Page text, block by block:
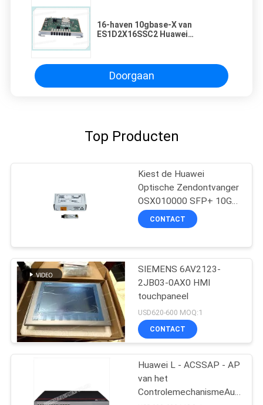
16-haven 10gbase-X van
ES1D2X16SSC2 Huawei
Doorgaan
Top Producten
Kiest de Huawei
Optische Zendontvanger
OSX010000 SFP+ 10G
Wijzemodule 1310nm
10km LC uit
CONTACT
SIEMENS 6AV2123-
2JB03-0AX0 HMI
touchpaneel
USD620-600 MOQ:1
CONTACT
Huawei L - ACSSAP - AP
van het